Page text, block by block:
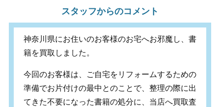
スタッフからのコメント
神奈川県にお住いのお客様のお宅へお邪魔し、書
籍を買取しました。
今回のお客様は、ご自宅をリフォームするための
準備でお片付けの最中とのことで、整理の際に出
てきた不要になった書籍の処分に、当店へ買取査